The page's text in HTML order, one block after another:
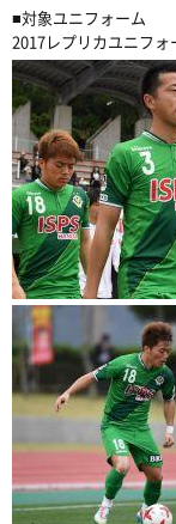
■対象ユニフォーム
2017レプリカユニフォ